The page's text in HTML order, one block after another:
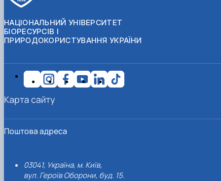
НАЦІОНАЛЬНИЙ УНІВЕРСИТЕТ
БІОРЕСУРСІВ І
ПРИРОДОКОРИСТУВАННЯ УКРАЇНИ
Поштова адреса
03041, Україна, м. Київ,
вул. Героїв Оборони, буд. 15.
Карта сайту